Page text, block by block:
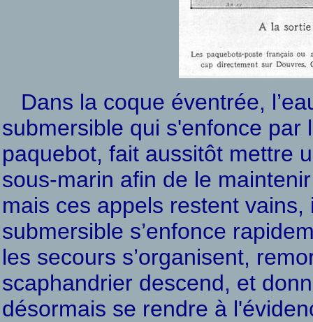
Dans la coque éventrée,
submersible qui s'enfonce
paquebot, fait aussitôt mettre
sous-marin afin de le
mais ces appels restent
submersible s’enfonce
les secours s’organisent,
scaphandrier descend, et
désormais se rendre à